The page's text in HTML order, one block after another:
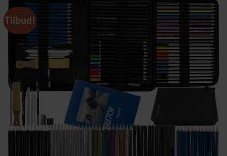
Tilbud!